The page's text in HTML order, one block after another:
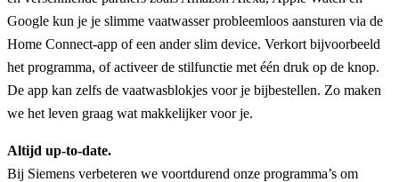
Google kun je je slimme vaatwasser probleemloos aansturen via de
Home Connect-app of een ander slim device. Verkort bijvoorbeeld
het programma, of activeer de stilfunctie met één druk op de knop.
De app kan zelfs de vaatwasblokjes voor je bijbestellen. Zo maken
we het leven graag wat makkelijker voor je.
Altijd up-to-date.
Bij Siemens verbeteren we voortdurend onze programma’s om